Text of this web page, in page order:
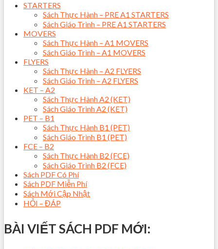
STARTERS
Sách Thực Hành – PRE A1 STARTERS
Sách Giáo Trình – PRE A1 STARTERS
MOVERS
Sách Thực Hành – A1 MOVERS
Sách Giáo Trình – A1 MOVERS
FLYERS
Sách Thực Hành – A2 FLYERS
Sách Giáo Trình – A2 FLYERS
KET – A2
Sách Thực Hành A2 (KET)
Sách Giáo Trình A2 (KET)
PET – B1
Sách Thực Hành B1 (PET)
Sách Giáo Trình B1 (PET)
FCE – B2
Sách Thực Hành B2 (FCE)
Sách Giáo Trình B2 (FCE)
Sách PDF Có Phí
Sách PDF Miễn Phí
Sách Mới Cập Nhật
HỎI – ĐÁP
BÀI VIẾT SÁCH PDF MỚI: